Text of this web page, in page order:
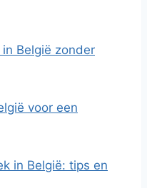
België zonder
voor een
in België: tips en